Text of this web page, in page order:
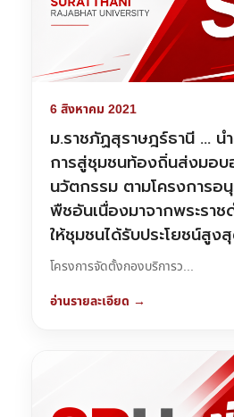
6 สิงหาคม 2021
ม.ราชภัฏสุราษฎร์ธานี … น
การสู่ชุมชนท้องถิ่นส่งมอ
นวัตกรรม ตามโครงการ
พืชอันเนื่องมาจากพระรา
ให้ชุมชนได้รับประโยชน์สูง
โครงการจัดตั้งกองบริการว...
อ่านรายละเอียด →